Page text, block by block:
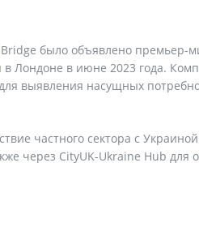
было объявлено премьер-
Лондоне в июне 2023 года.
выявления насущных
частного сектора с
через CityUK-Ukraine Hub